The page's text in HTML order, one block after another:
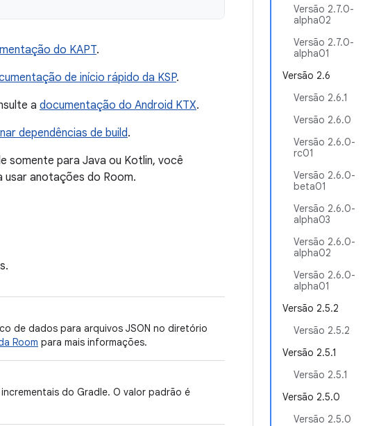
Versão 2.7.0-
alpha02
Versão 2.7.0-
alpha01
Versão 2.6
Versão 2.6.1
Versão 2.6.0
Versão 2.6.0-
rc01
Versão 2.6.0-
beta01
Versão 2.6.0-
alpha03
Versão 2.6.0-
alpha02
Versão 2.6.0-
alpha01
Versão 2.5.2
Versão 2.5.2
Versão 2.5.1
Versão 2.5.1
Versão 2.5.0
Versão 2.5.0
do KAPT.
de início rápido da KSP.
a documentação do Android KTX.
dependências de build.
somente para Java ou Kotlin, você
usar anotações do Room.
de dados para arquivos JSON no diretório
Room para mais informações.
do Gradle. O valor padrão é